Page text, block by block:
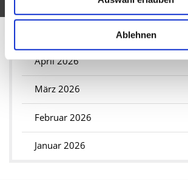
Ablehnen
Juni 2026
April 2026
März 2026
Februar 2026
Januar 2026